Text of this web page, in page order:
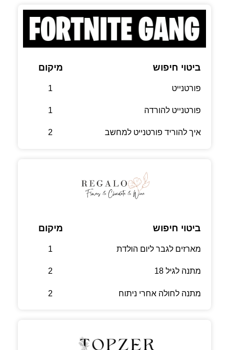
ביטוי חיפוש
פורטנייט
פורטנייט להורדה
איך להוריד פורטנייט למחשב
מיקום
1
1
2
ביטוי חיפוש
מארזים לגבר ליום הולדת
מתנה לגיל 18
מתנה לחולה אחרי ניתוח
מיקום
1
2
2